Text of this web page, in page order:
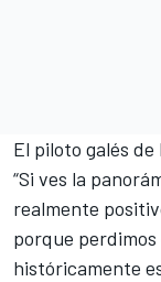
El piloto galés
“Si ves la
realmente
porque
históricamente